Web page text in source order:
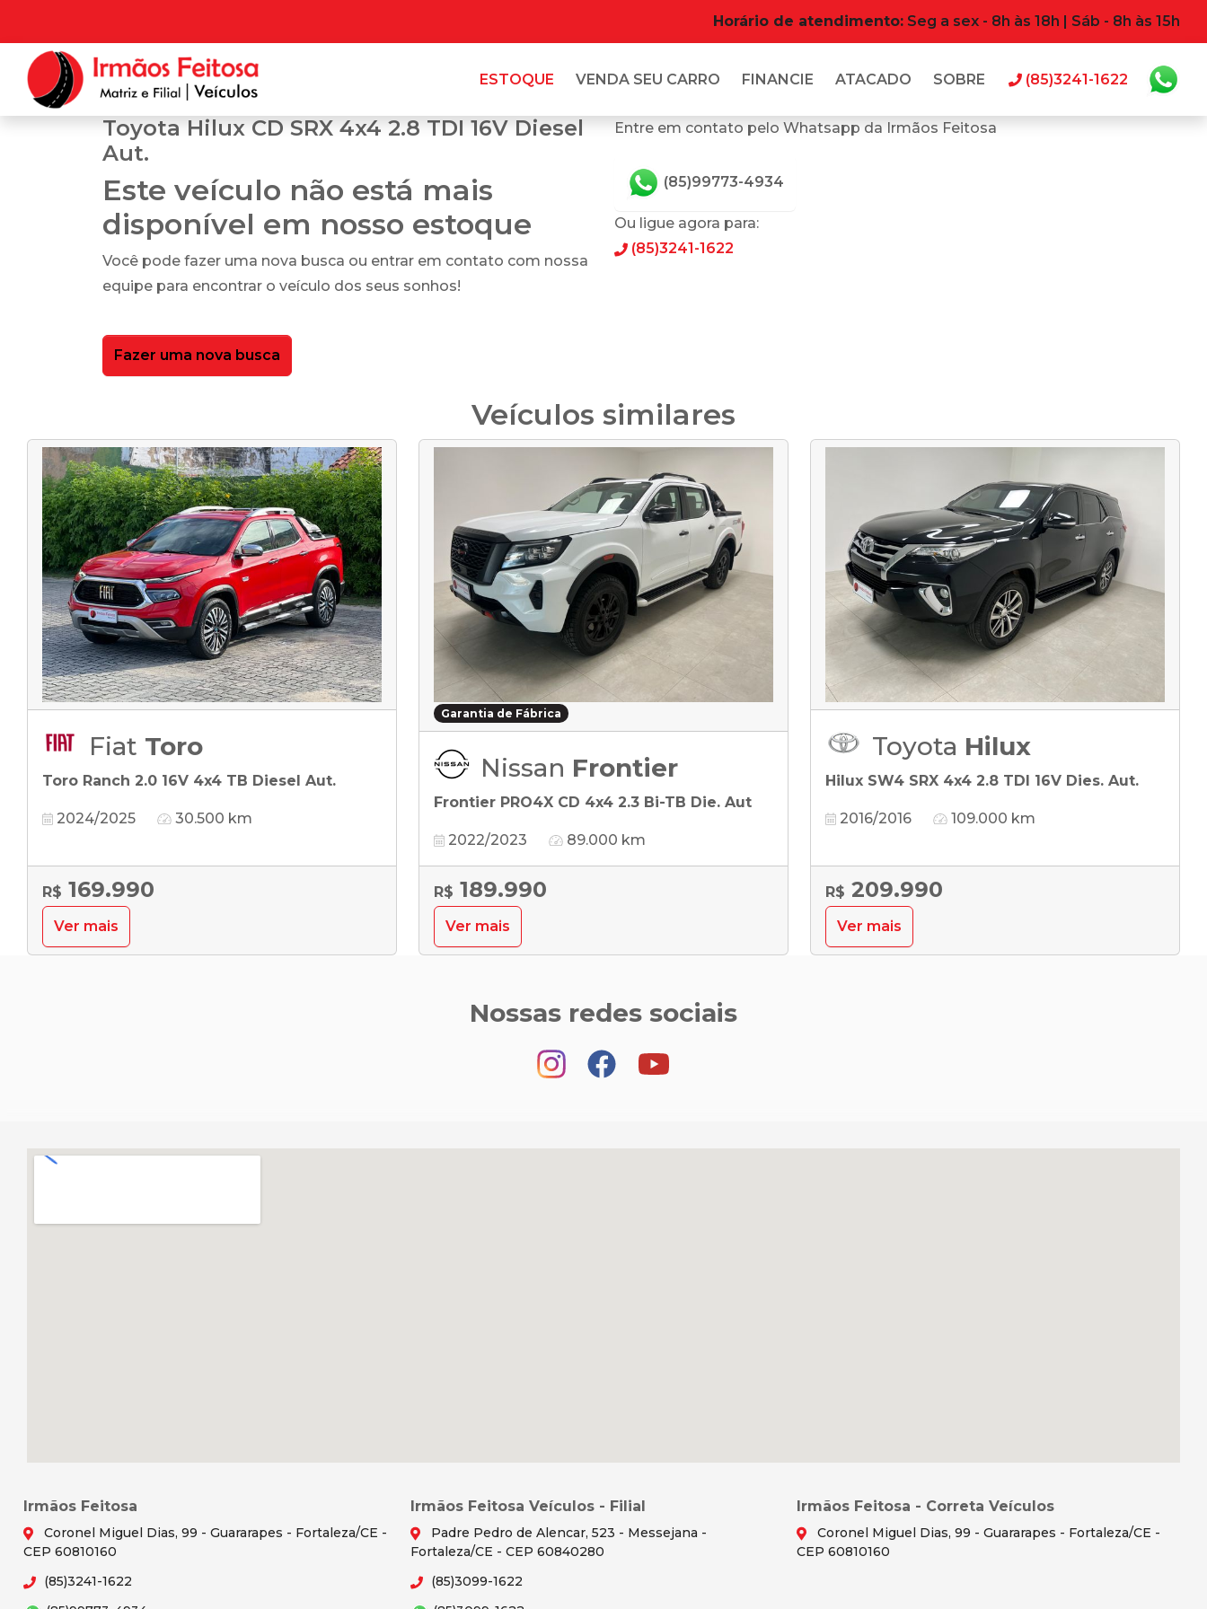
Horário de atendimento: Seg a sex - 8h às 18h | Sáb - 8h às 15h
ESTOQUE VENDA SEU CARRO FINANCIE ATACADO SOBRE (85)3241-1622
Toyota Hilux CD SRX 4x4 2.8 TDI 16V Diesel
Aut.
Este veículo não está mais
disponível em nosso estoque
Você pode fazer uma nova busca ou entrar em contato com nossa
equipe para encontrar o veículo dos seus sonhos!
Fazer uma nova busca
Entre em contato pelo Whatsapp da Irmãos Feitosa
(85)99773-4934
Ou ligue agora para:
(85)3241-1622
Veículos similares
Fiat Toro
Toro Ranch 2.0 16V 4x4 TB Diesel Aut.
2024/2025 30.500 km
R$ 169.990
Ver mais
Garantia de Fábrica
Nissan Frontier
Frontier PRO4X CD 4x4 2.3 Bi-TB Die. Aut
2022/2023 89.000 km
R$ 189.990
Ver mais
Toyota Hilux
Hilux SW4 SRX 4x4 2.8 TDI 16V Dies. Aut.
2016/2016 109.000 km
R$ 209.990
Ver mais
Nossas redes sociais
Irmãos Feitosa
Coronel Miguel Dias, 99 - Guararapes - Fortaleza/CE -
CEP 60810160
(85)3241-1622
Irmãos Feitosa Veículos - Filial
Padre Pedro de Alencar, 523 - Messejana -
Fortaleza/CE - CEP 60840280
(85)3099-1622
Irmãos Feitosa - Correta Veículos
Coronel Miguel Dias, 99 - Guararapes - Fortaleza/CE -
CEP 60810160